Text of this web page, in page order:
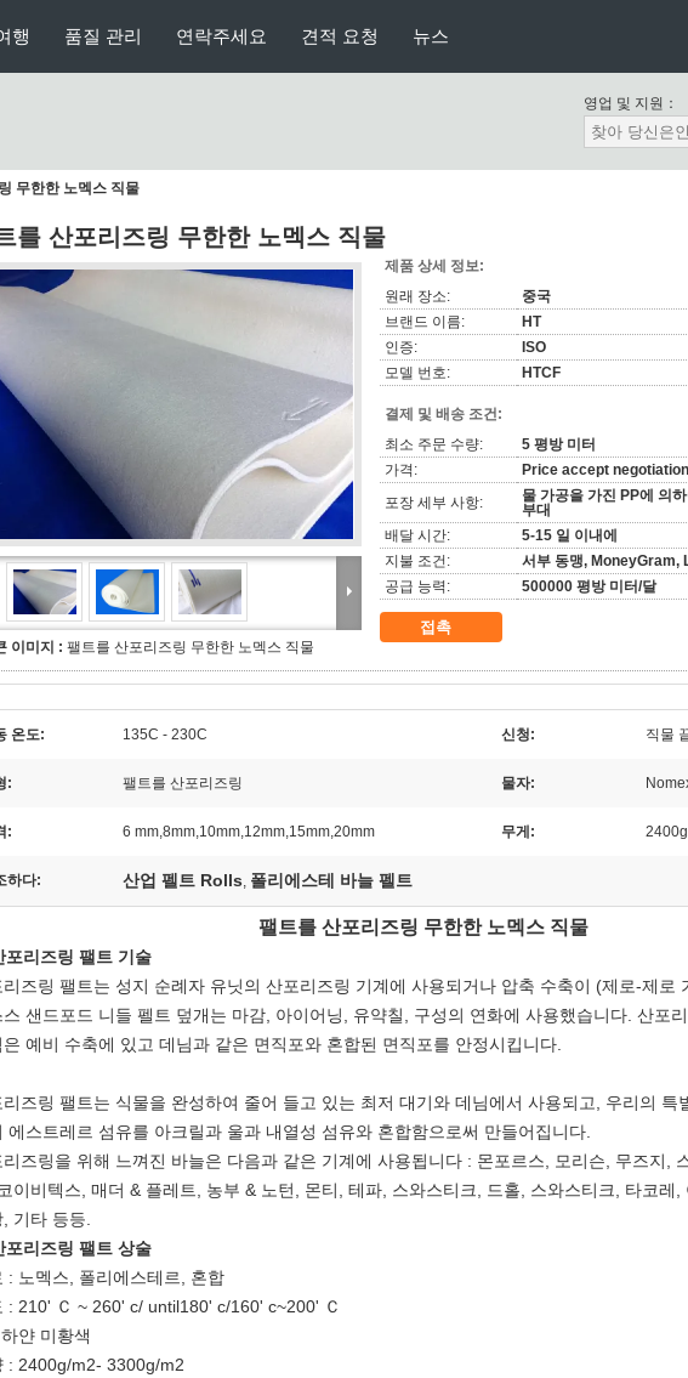
행 품질 관리 연락주세요 견적 요청 뉴스
영업 및 지원：
무한한 노멕스 직물
를 산포리즈링 무한한 노멕스 직물
이미지 : 팰트를 산포리즈링 무한한 노멕스 직물
제품 상세 정보:
원래 장소:
중국
브랜드 이름:
HT
인증:
ISO
모델 번호:
HTCF
결제 및 배송 조건:
최소 주문 수량:
5 평방 미터
가격:
Price accept negotiation
포장 세부 사항:
물 가공을 가진 PP에 의
부대
배달 시간:
5-15 일 이내에
지불 조건:
서부 동맹, MoneyGram,
공급 능력:
500000 평방 미터/달
접촉
온도: 135C - 230C 신청: 직물
: 팰트를 산포리즈링 물자:
: 6 mm,8mm,10mm,12mm,15mm,20mm 무게:
하다: 산업 펠트 Rolls, 폴리에스테 바늘 펠트
팰트를 산포리즈링 무한한 노멕스 직물
포리즈링 팰트 기술
리즈링 팰트는 성지 순례자 유닛의 산포리즈링 기계에 사용되거나 압축 수축이 (제로-제로
샌드포드 니들 펠트 덮개는 마감, 아이어닝, 유약칠, 구성의 연화에 사용했습니다. 산포
예비 수축에 있고 데님과 같은 면직포와 혼합된 면직포를 안정시킵니다.
리즈링 팰트는 식물을 완성하여 줄어 들고 있는 최저 대기와 데님에서 사용되고, 우리의 특
에스트레르 섬유를 아크릴과 울과 내열성 섬유와 혼합함으로써 만들어집니다.
리즈링을 위해 느껴진 바늘은 다음과 같은 기계에 사용됩니다 : 몬포르스, 모리슨, 무즈지,
이비텍스, 매더 & 플레트, 농부 & 노턴, 몬티, 테파, 스와스티크, 드홀, 스와스티크, 타코레,
기타 등등.
포리즈링 팰트 상술
: 노멕스, 폴리에스테르, 혼합
: 210' Ｃ ~ 260' c/ until180' c/160' c~200' Ｃ
얀 미황색
: 2400g/m2- 3300g/m2